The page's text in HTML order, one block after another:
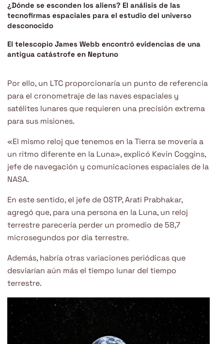
¿Dónde se esconden los aliens? El análisis de las
tecnofirmas espaciales para el estudio del universo
desconocido
El telescopio James Webb encontró evidencias de una
antigua catástrofe en Neptuno
Por ello, un LTC proporcionaría un punto de referencia
para el cronometraje de las naves espaciales y
satélites lunares que requieren una precisión extrema
para sus misiones.
«El mismo reloj que tenemos en la Tierra se movería a
un ritmo diferente en la Luna», explicó Kevin Coggins,
jefe de navegación y comunicaciones espaciales de la
NASA.
En este sentido, el jefe de OSTP, Arati Prabhakar,
agregó que, para una persona en la Luna, un reloj
terrestre parecería perder un promedio de 58,7
microsegundos por día terrestre.
Además, habría otras variaciones periódicas que
desviarían aún más el tiempo lunar del tiempo
terrestre.